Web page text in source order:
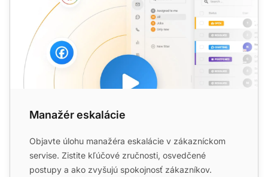
Manažér eskalácie
Objavte úlohu manažéra eskalácie v zákazníckom
servise. Zistite kľúčové zručnosti, osvedčené
postupy a ako zvyšujú spokojnosť zákazníkov.